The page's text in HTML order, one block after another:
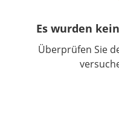
Es wurden
Überprüfen Sie